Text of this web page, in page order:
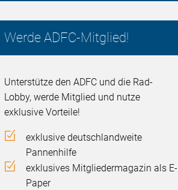
Werde ADFC-Mitglied!
Unterstütze den ADFC und die Rad-
Lobby, werde Mitglied und nutze
exklusive Vorteile!
exklusive deutschlandweite
Pannenhilfe
exklusives Mitgliedermagazin als E-
Paper